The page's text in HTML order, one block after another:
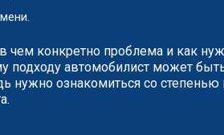
чем конкретно проблема и как
подходу автомобилист может
нужно ознакомиться со